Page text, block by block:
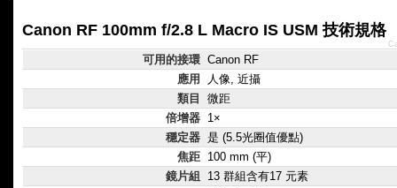
Canon RF 100mm f/2.8 L Macro IS USM 技術規格
可用的接環 Canon RF
應用
人像, 近攝
類目
微距
倍增器 1×
穩定器 是 (5.5光圈值優點)
焦距 100 mm (平)
鏡片組
13 群組含有17 元素